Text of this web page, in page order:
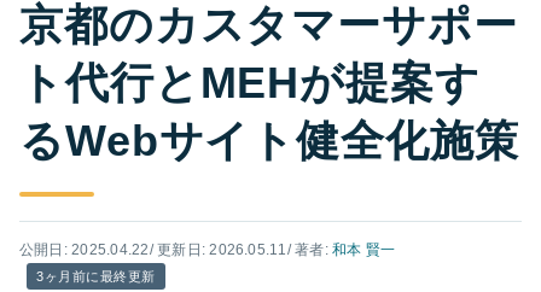
京都のカスタマーサポー
ト代行とMEHが提案す
るWebサイト健全化施策
公開日: 2025.04.22/ 更新日: 2026.05.11/ 著者:和本 賢一
3ヶ月前に最終更新